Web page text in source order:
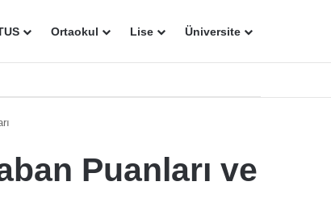
Ortaokul Lise Üniversite
Puanları ve